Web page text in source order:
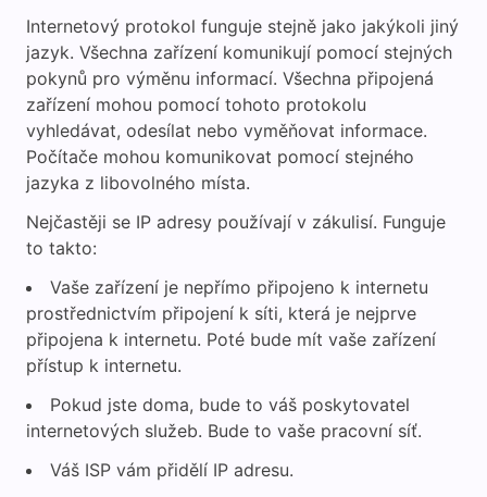
Internetový protokol funguje stejně jako jakýkoli jiný
jazyk. Všechna zařízení komunikují pomocí stejných
pokynů pro výměnu informací. Všechna připojená
zařízení mohou pomocí tohoto protokolu
vyhledávat, odesílat nebo vyměňovat informace.
Počítače mohou komunikovat pomocí stejného
jazyka z libovolného místa.
Nejčastěji se IP adresy používají v zákulisí. Funguje
to takto:
Vaše zařízení je nepřímo připojeno k internetu
prostřednictvím připojení k síti, která je nejprve
připojena k internetu. Poté bude mít vaše zařízení
přístup k internetu.
Pokud jste doma, bude to váš poskytovatel
internetových služeb. Bude to vaše pracovní síť.
Váš ISP vám přidělí IP adresu.